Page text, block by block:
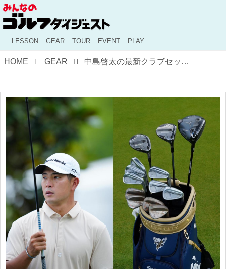
LESSON GEAR TOUR EVENT PLAY
HOME GEAR 中島啓太の最新クラブセッティング。ウッド、アイアン、パターもやさしくコントロールしやすいクラブへ変更